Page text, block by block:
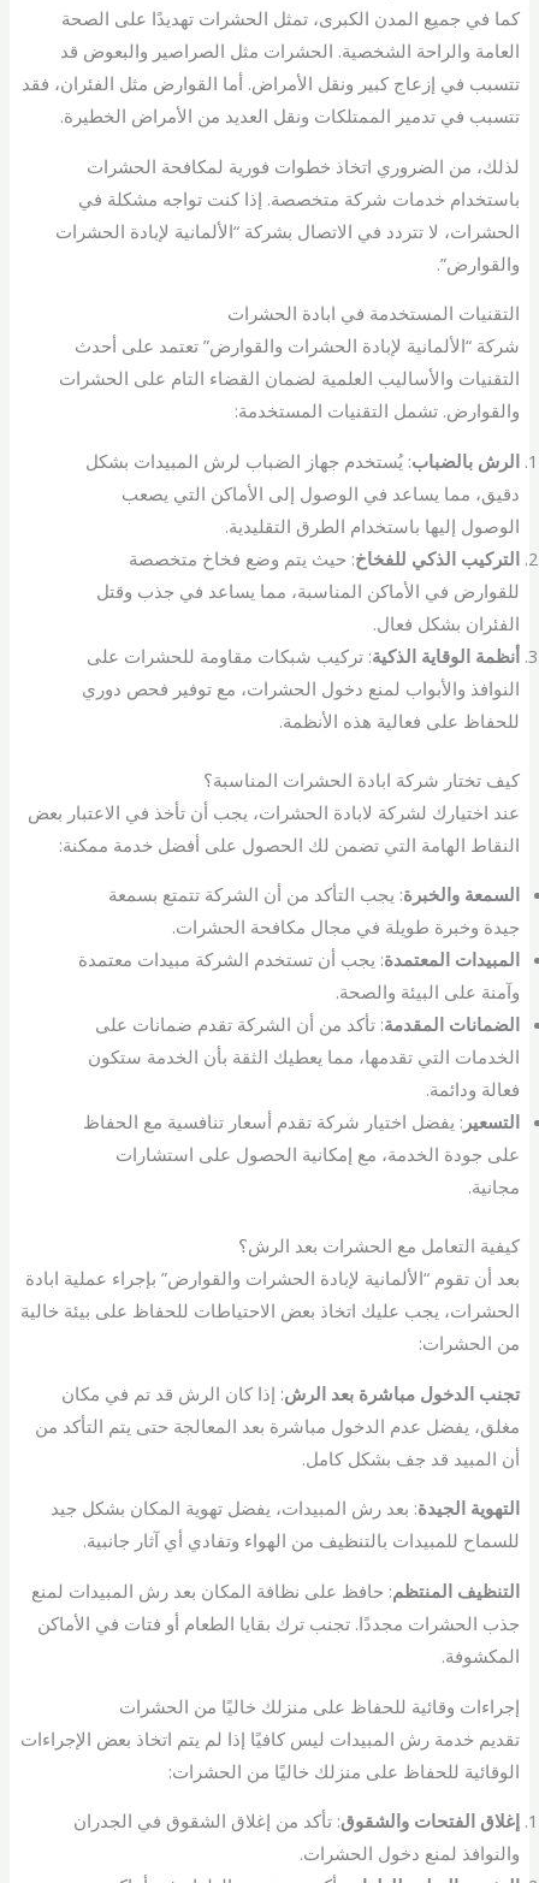
كما في جميع المدن الكبرى، تمثل الحشرات تهديدًا على الصحة
العامة والراحة الشخصية. الحشرات مثل الصراصير والبعوض قد
تتسبب في إزعاج كبير ونقل الأمراض. أما القوارض مثل الفئران، فقد
تتسبب في تدمير الممتلكات ونقل العديد من الأمراض الخطيرة.
لذلك، من الضروري اتخاذ خطوات فورية لمكافحة الحشرات
باستخدام خدمات شركة متخصصة. إذا كنت تواجه مشكلة في
الحشرات، لا تتردد في الاتصال بشركة “الألمانية لإبادة الحشرات
والقوارض”.
التقنيات المستخدمة في ابادة الحشرات
شركة “الألمانية لإبادة الحشرات والقوارض” تعتمد على أحدث
التقنيات والأساليب العلمية لضمان القضاء التام على الحشرات
والقوارض. تشمل التقنيات المستخدمة:
الرش بالضباب: يُستخدم جهاز الضباب لرش المبيدات بشكل
دقيق، مما يساعد في الوصول إلى الأماكن التي يصعب
الوصول إليها باستخدام الطرق التقليدية.
التركيب الذكي للفخاخ: حيث يتم وضع فخاخ متخصصة
للقوارض في الأماكن المناسبة، مما يساعد في جذب وقتل
الفئران بشكل فعال.
أنظمة الوقاية الذكية: تركيب شبكات مقاومة للحشرات على
النوافذ والأبواب لمنع دخول الحشرات، مع توفير فحص دوري
للحفاظ على فعالية هذه الأنظمة.
كيف تختار شركة ابادة الحشرات المناسبة؟
عند اختيارك لشركة لابادة الحشرات، يجب أن تأخذ في الاعتبار بعض
النقاط الهامة التي تضمن لك الحصول على أفضل خدمة ممكنة:
السمعة والخبرة: يجب التأكد من أن الشركة تتمتع بسمعة
جيدة وخبرة طويلة في مجال مكافحة الحشرات.
المبيدات المعتمدة: يجب أن تستخدم الشركة مبيدات معتمدة
وآمنة على البيئة والصحة.
الضمانات المقدمة: تأكد من أن الشركة تقدم ضمانات على
الخدمات التي تقدمها، مما يعطيك الثقة بأن الخدمة ستكون
فعالة ودائمة.
التسعير : يفضل اختيار شركة تقدم أسعار تنافسية مع الحفاظ
على جودة الخدمة، مع إمكانية الحصول على استشارات
مجانية.
كيفية التعامل مع الحشرات بعد الرش؟
بعد أن تقوم “الألمانية لإبادة الحشرات والقوارض” بإجراء عملية ابادة
الحشرات، يجب عليك اتخاذ بعض الاحتياطات للحفاظ على بيئة خالية
من الحشرات:
تجنب الدخول مباشرة بعد الرش: إذا كان الرش قد تم في مكان
مغلق، يفضل عدم الدخول مباشرة بعد المعالجة حتى يتم التأكد من
أن المبيد قد جف بشكل كامل.
التهوية الجيدة: بعد رش المبيدات، يفضل تهوية المكان بشكل جيد
للسماح للمبيدات بالتنظيف من الهواء وتفادي أي آثار جانبية.
التنظيف المنتظم: حافظ على نظافة المكان بعد رش المبيدات لمنع
جذب الحشرات مجددًا. تجنب ترك بقايا الطعام أو فتات في الأماكن
المكشوفة.
إجراءات وقائية للحفاظ على منزلك خاليًا من الحشرات
تقديم خدمة رش المبيدات ليس كافيًا إذا لم يتم اتخاذ بعض الإجراءات
الوقائية للحفاظ على منزلك خاليًا من الحشرات:
إغلاق الفتحات والشقوق: تأكد من إغلاق الشقوق في الجدران
والنوافذ لمنع دخول الحشرات.